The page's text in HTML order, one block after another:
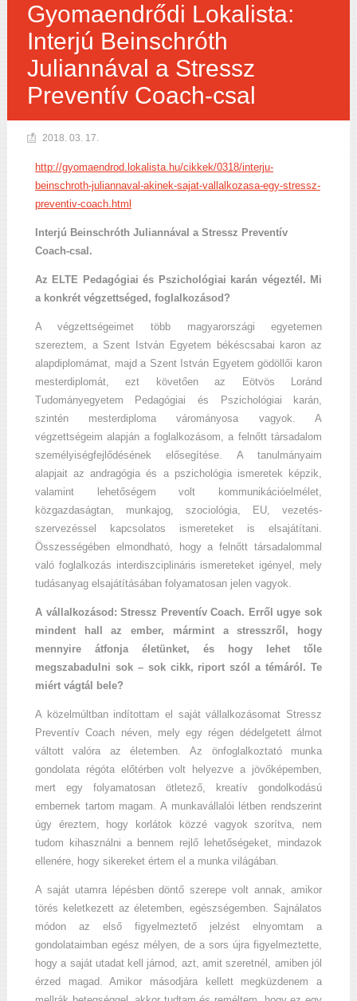
Gyomaendrődi Lokalista:
Interjú Beinschróth
Juliannával a Stressz
Preventív Coach-csal
2018. 03. 17.
http://gyomaendrod.lokalista.hu/cikkek/0318/interju-
beinschroth-juliannaval-akinek-sajat-vallalkozasa-egy-stressz-
preventiv-coach.html
Interjú Beinschróth Juliannával a Stressz Preventív
Coach-csal.
Az ELTE Pedagógiai és Pszichológiai karán végeztél. Mi
a konkrét végzettséged, foglalkozásod?
A végzettségeimet több magyarországi egyetemen
szereztem, a Szent István Egyetem békéscsabai karon az
alapdiplomámat, majd a Szent István Egyetem gödöllői karon
mesterdiplomát, ezt követően az Eötvös Loránd
Tudományegyetem Pedagógiai és Pszichológiai karán,
szintén mesterdiploma várományosa vagyok. A
végzettségeim alapján a foglalkozásom, a felnőtt társadalom
személyiségfejlődésének elősegítése. A tanulmányaim
alapjait az andragógia és a pszichológia ismeretek képzik,
valamint lehetőségem volt kommunikációelmélet,
közgazdaságtan, munkajog, szociológia, EU, vezetés-
szervezéssel kapcsolatos ismereteket is elsajátítani.
Összességében elmondható, hogy a felnőtt társadalommal
való foglalkozás interdiszciplináris ismereteket igényel, mely
tudásanyag elsajátításában folyamatosan jelen vagyok.
A vállalkozásod: Stressz Preventív Coach. Erről ugye sok
mindent hall az ember, mármint a stresszről, hogy
mennyire átfonja életünket, és hogy lehet tőle
megszabadulni sok – sok cikk, riport szól a témáról. Te
miért vágtál bele?
A közelmúltban indítottam el saját vállalkozásomat Stressz
Preventív Coach néven, mely egy régen dédelgetett álmot
váltott valóra az életemben. Az önfoglalkoztató munka
gondolata régóta előtérben volt helyezve a jövőképemben,
mert egy folyamatosan ötletező, kreatív gondolkodású
embernek tartom magam. A munkavállalói létben rendszerint
úgy éreztem, hogy korlátok közzé vagyok szorítva, nem
tudom kihasználni a bennem rejlő lehetőségeket, mindazok
ellenére, hogy sikereket értem el a munka világában.
A saját utamra lépésben döntő szerepe volt annak, amikor
törés keletkezett az életemben, egészségemben. Sajnálatos
módon az első figyelmeztető jelzést elnyomtam a
gondolataimban egész mélyen, de a sors újra figyelmeztette,
hogy a saját utadat kell járnod, azt, amit szeretnél, amiben jól
érzed magad. Amikor másodjára kellett megküzdenem a